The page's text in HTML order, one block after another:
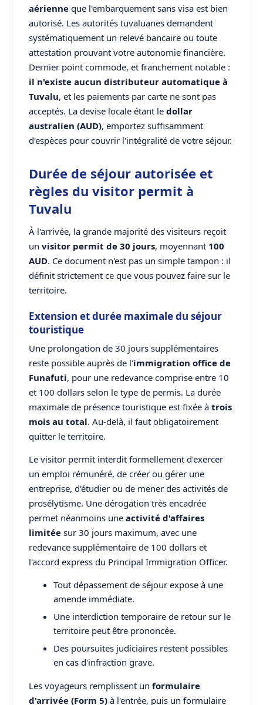
aérienne que l'embarquement sans visa est bien
autorisé. Les autorités tuvaluanes demandent
systématiquement un relevé bancaire ou toute
attestation prouvant votre autonomie financière.
Dernier point commode, et franchement notable :
il n'existe aucun distributeur automatique à
Tuvalu, et les paiements par carte ne sont pas
acceptés. La devise locale étant le dollar
australien (AUD), emportez suffisamment
d'espèces pour couvrir l'intégralité de votre séjour.
Durée de séjour autorisée et
règles du visitor permit à
Tuvalu
À l'arrivée, la grande majorité des visiteurs reçoit
un visitor permit de 30 jours, moyennant 100
AUD. Ce document n'est pas un simple tampon : il
définit strictement ce que vous pouvez faire sur le
territoire.
Extension et durée maximale du séjour
touristique
Une prolongation de 30 jours supplémentaires
reste possible auprès de l'immigration office de
Funafuti, pour une redevance comprise entre 10
et 100 dollars selon le type de permis. La durée
maximale de présence touristique est fixée à trois
mois au total. Au-delà, il faut obligatoirement
quitter le territoire.
Le visitor permit interdit formellement d'exercer
un emploi rémunéré, de créer ou gérer une
entreprise, d'étudier ou de mener des activités de
prosélytisme. Une dérogation très encadrée
permet néanmoins une activité d'affaires
limitée sur 30 jours maximum, avec une
redevance supplémentaire de 100 dollars et
l'accord express du Principal Immigration Officer.
Tout dépassement de séjour expose à une
amende immédiate.
Une interdiction temporaire de retour sur le
territoire peut être prononcée.
Des poursuites judiciaires restent possibles
en cas d'infraction grave.
Les voyageurs remplissent un formulaire
d'arrivée (Form 5) à l'entrée, puis un formulaire